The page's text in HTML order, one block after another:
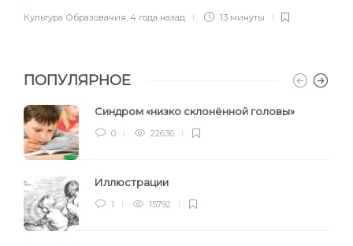
Культура Образования, 4 года назад 13 минуты
ПОПУЛЯРНОЕ
Синдром «низко склонённой головы»
0 22636
Иллюстрации
1 15792